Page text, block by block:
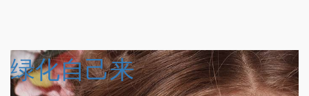
绿化自己来